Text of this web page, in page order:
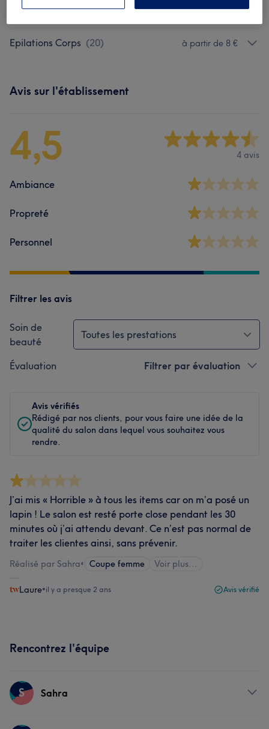
Epilations Visage (13)
Epilations Corps (20) à partir de 8 €
Avis sur l'établissement
4,5 4 avis
Ambiance
Propreté
Personnel
Filtrer les avis
Soin de
beauté
Toutes les prestations
Évaluation Filtrer par évaluation
Avis vérifiés
Rédigé par nos clients, pour vous faire une idée de la
qualité du salon dans lequel vous souhaitez vous
rendre.
J’ai mis « Horrible » à tous les items car on m’a posé un
lapin ! Le salon est resté porte close pendant les 30
minutes où j’ai attendu devant. Ce n’est pas normal de
traiter les clientes ainsi, sans prévenir.
Réalisé par Sahra• Coupe femme Voir plus...
Laure•il y a presque 2 ans Avis vérifié
Rencontrez l'équipe
S Sahra